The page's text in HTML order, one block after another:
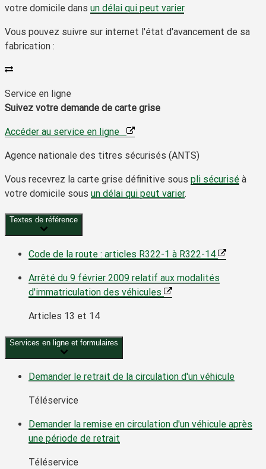
votre domicile dans un délai qui peut varier.
Vous pouvez suivre sur internet l'état d'avancement de sa
fabrication :
Service en ligne
Suivez votre demande de carte grise
Accéder au service en ligne
Agence nationale des titres sécurisés (ANTS)
Vous recevrez la carte grise définitive sous pli sécurisé à
votre domicile sous un délai qui peut varier.
Textes de référence
Code de la route : articles R322-1 à R322-14
Arrêté du 9 février 2009 relatif aux modalités
d'immatriculation des véhicules
Articles 13 et 14
Services en ligne et formulaires
Demander le retrait de la circulation d'un véhicule
Téléservice
Demander la remise en circulation d'un véhicule après
une période de retrait
Téléservice